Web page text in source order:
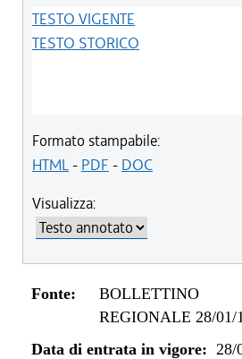
TESTO VIGENTE
TESTO STORICO
Formato stampabile:
HTML- PDF - DOC
Visualizza:
Fonte:
REGIONALE 28/01/
Data di entrata in vigore: 28/